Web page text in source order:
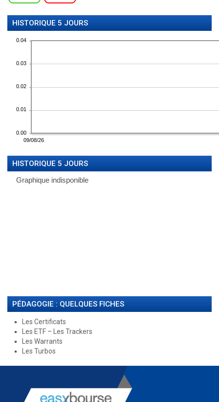
HISTORIQUE 5 JOURS
HISTORIQUE 5 JOURS
PÉDAGOGIE : QUELQUES FICHES
Les Certificats
Les ETF – Les Trackers
Les Warrants
Les Turbos